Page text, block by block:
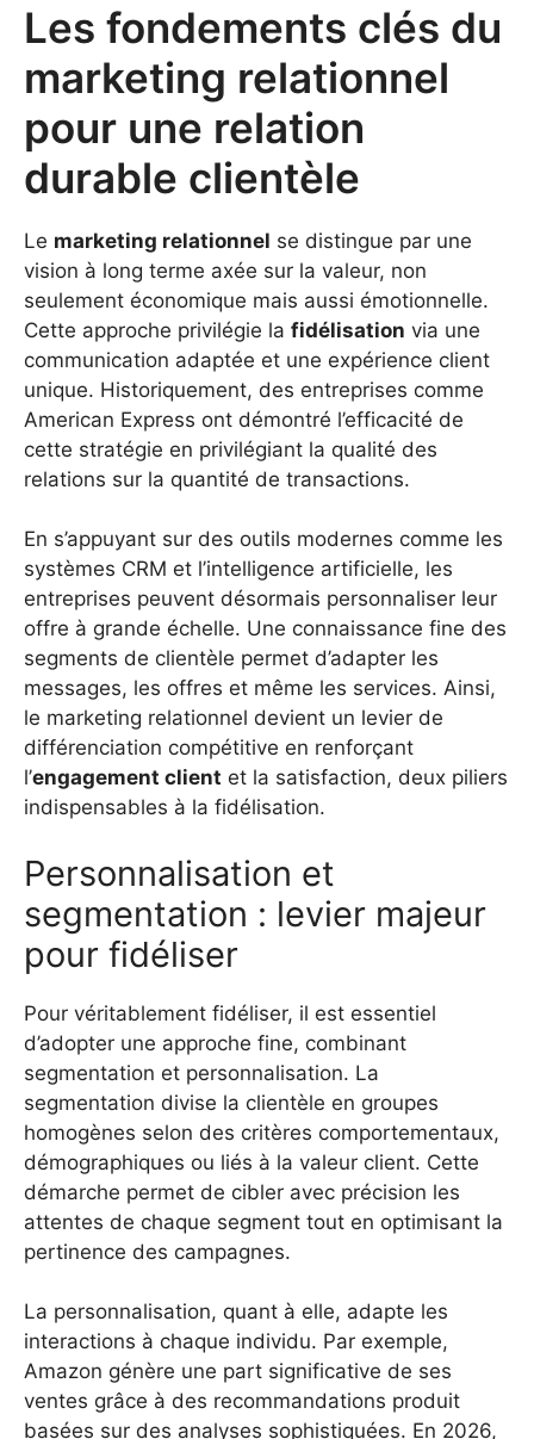
Les fondements clés du
marketing relationnel
pour une relation
durable clientèle
Le marketing relationnel se distingue par une
vision à long terme axée sur la valeur, non
seulement économique mais aussi émotionnelle.
Cette approche privilégie la fidélisation via une
communication adaptée et une expérience client
unique. Historiquement, des entreprises comme
American Express ont démontré l’efficacité de
cette stratégie en privilégiant la qualité des
relations sur la quantité de transactions.
En s’appuyant sur des outils modernes comme les
systèmes CRM et l’intelligence artificielle, les
entreprises peuvent désormais personnaliser leur
offre à grande échelle. Une connaissance fine des
segments de clientèle permet d’adapter les
messages, les offres et même les services. Ainsi,
le marketing relationnel devient un levier de
différenciation compétitive en renforçant
l’engagement client et la satisfaction, deux piliers
indispensables à la fidélisation.
Personnalisation et
segmentation : levier majeur
pour fidéliser
Pour véritablement fidéliser, il est essentiel
d’adopter une approche fine, combinant
segmentation et personnalisation. La
segmentation divise la clientèle en groupes
homogènes selon des critères comportementaux,
démographiques ou liés à la valeur client. Cette
démarche permet de cibler avec précision les
attentes de chaque segment tout en optimisant la
pertinence des campagnes.
La personnalisation, quant à elle, adapte les
interactions à chaque individu. Par exemple,
Amazon génère une part significative de ses
ventes grâce à des recommandations produit
basées sur des analyses sophistiquées. En 2026,